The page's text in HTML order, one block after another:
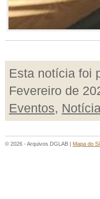
Esta notícia foi
Fevereiro de
Eventos,
© 2026 - Arquivos DGLAB | Mapa do